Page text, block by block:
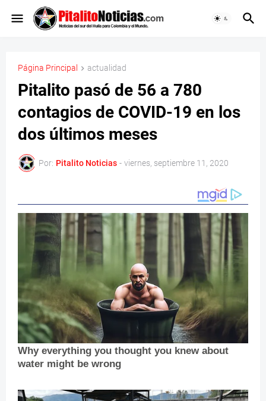
Página Principal actualidad
Pitalito pasó de 56 a 780
contagios de COVID-19 en los
dos últimos meses
Por: Pitalito Noticias - viernes, septiembre 11, 2020